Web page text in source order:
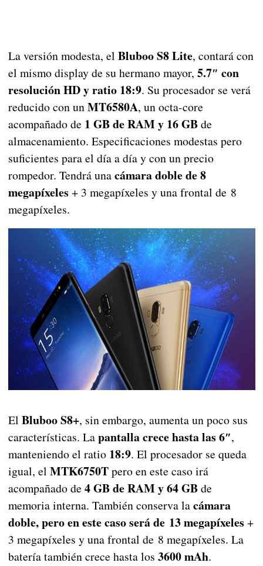
La versión modesta, el Bluboo S8 Lite, contará con
el mismo display de su hermano mayor, 5.7″ con
resolución HD y ratio 18:9. Su procesador se verá
reducido con unMT6580A, un octa-core
acompañado de 1 GB de RAM y 16 GBde
almacenamiento. Especificaciones modestas pero
suficientes para el día a día y con un precio
rompedor. Tendrá unacámara doble de 8
megapíxeles + 3 megapíxeles y una frontal de 8
megapíxeles.
El Bluboo S8+, sin embargo, aumenta un poco sus
características. Lapantalla crece hasta las 6″,
manteniendo el ratio 18:9. El procesador se queda
igual, el MTK6750Tpero en este caso irá
acompañado de 4 GB de RAM y 64 GBde
memoria interna. También conserva lacámara
doble, pero en este caso será de 13 megapíxeles +
3 megapíxeles y una frontal de 8 megapíxeles. La
batería también crece hasta los 3600 mAh.